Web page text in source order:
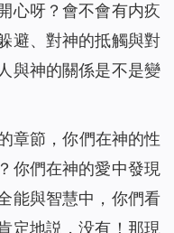
心呀？會不會有内疚
避、對神的抵觸與對
與神的關係是不是變
章節，你們在神的性
你們在神的愛中發現
能與智慧中，你們看
定地説，没有！那現